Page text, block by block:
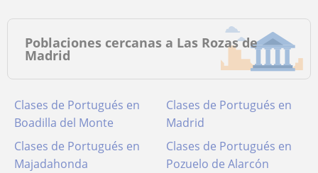
Poblaciones cercanas a Las Rozas de
Madrid
Clases de Portugués en
Boadilla del Monte
Clases de Portugués en
Madrid
Clases de Portugués en
Majadahonda
Clases de Portugués en
Pozuelo de Alarcón